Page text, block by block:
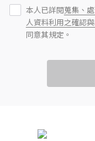
本人已詳閱蒐集、
人資料利用之確認
同意其規定。